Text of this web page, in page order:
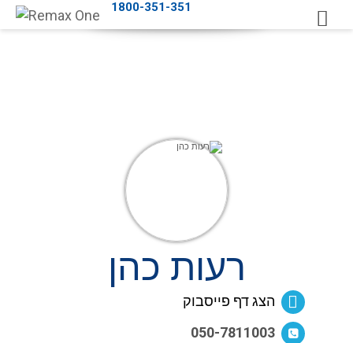
1800-351-351
רעות כהן
הצג דף פייסבוק
050-7811003